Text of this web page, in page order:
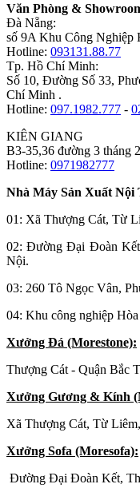
Văn Phòng &
Đà Nẵng:
số 9A Khu Công Nghiệp
Hotline: 093131.88.77
Tp. Hồ Chí Minh:
Số 10, Đường Số 33,
Chí Minh .
Hotline: 097.1982.777 -
KIÊN GIANG
B3-35,36 đường 3 tháng
Hotline: 0971982777
Nhà Máy Sản Xuất Nội
01: Xã Thượng Cát, Từ
02: Đường Đại Đoàn
Nội.
03: 260 Tô Ngọc Vân,
04: Khu công nghiệp
Xưởng Đá (Morestone):
Thượng Cát - Quận Bắc
Xưởng Gương & Kính
Xã Thượng Cát, Từ
Xưởng Sofa (Moresofa):
Đường Đại Đoàn Kết,